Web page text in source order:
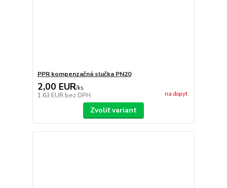
PPR kompenzačná slučka PN20
2,00 EUR/ks
1,63 EUR bez DPH na dopyt
Zvoliť variant